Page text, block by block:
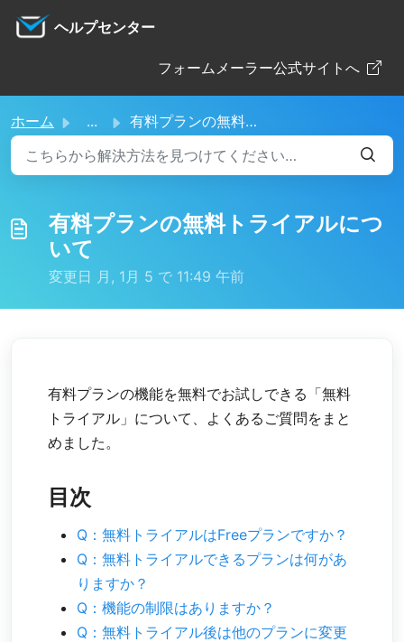
ヘルプセンター
フォームメーラー公式サイトへ
ホーム ... 有料プランの無料トライアルについて
有料プランの無料トライアルにつ
いて
変更日 月, 1月 5 で 11:49 午前
有料プランの機能を無料でお試しできる「無料
トライアル」について、よくあるご質問をまと
めました。
目次
Q：無料トライアルはFreeプランですか？
Q：無料トライアルできるプランは何があ
りますか？
Q：機能の制限はありますか？
Q：無料トライアル後は他のプランに変更